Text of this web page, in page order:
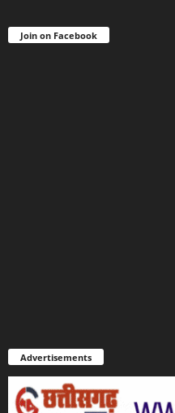
Join on Facebook
Advertisements